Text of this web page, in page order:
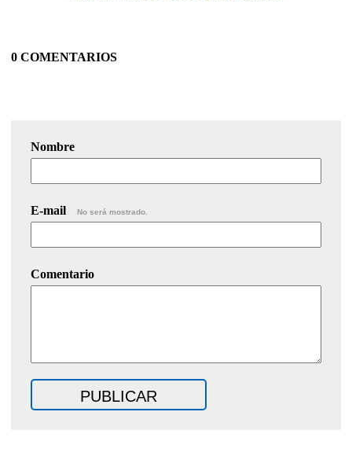
0 COMENTARIOS
Nombre
E-mail No será mostrado.
Comentario